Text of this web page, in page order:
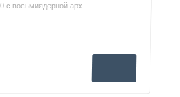
с восьмиядерной арх..